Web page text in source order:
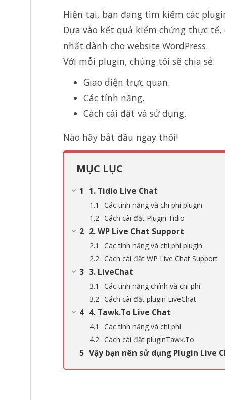
Hiện tại, bạn đang tìm kiếm các
Dựa vào kết quả kiểm chứng thực
nhất dành cho website WordPress.
Với mỗi plugin, chúng tôi sẽ chia sẻ:
Giao diện trực quan.
Các tính năng.
Cách cài đặt và sử dụng.
Nào hãy bắt đầu ngay thôi!
MỤC LỤC
1. Tidio Live Chat
Các tính năng và chi phí plugin
Cách cài đặt Plugin Tidio
2. WP Live Chat Support
Các tính năng và chi phí plugin
Cách cài đặt WP Live Chat Support
3. LiveChat
Các tính năng chính và chi phí
Cách cài đặt plugin LiveChat
4. Tawk.To Live Chat
Các tính năng và chi phí
Cách cài đặt pluginTawk.To
Vậy bạn nên sử dụng Plugin Live